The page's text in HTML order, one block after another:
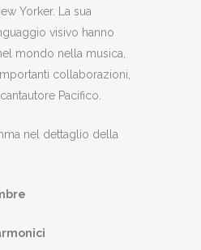
Yorker. La sua
visivo hanno
mondo nella musica,
collaborazioni,
Pacifico.
nel dettaglio della